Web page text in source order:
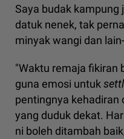
Saya budak kampung
datuk nenek, tak
minyak wangi dan
"Waktu remaja fikiran
guna emosi untuk
pentingnya kehadiran
yang duduk dekat.
ni boleh ditambah